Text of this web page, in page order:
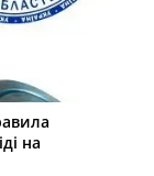
на